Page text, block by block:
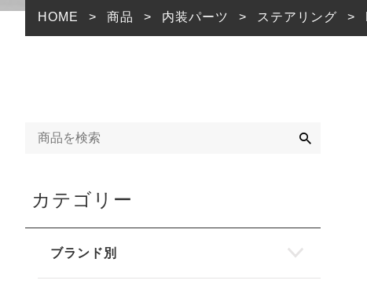
HOME > 商品 > 内装パーツ > ステアリング >
カテゴリー
ブランド別